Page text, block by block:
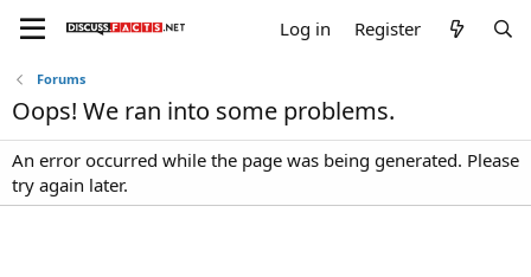
Log in Register
Forums
Oops! We ran into some problems.
An error occurred while the page was being generated. Please
try again later.